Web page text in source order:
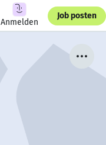
Anmelden
Job posten